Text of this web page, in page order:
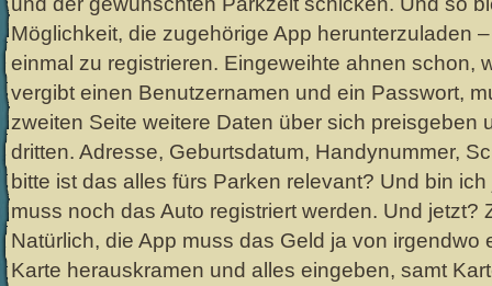
Möglichkeit, die zugehörige App herunterzuladen
einmal zu registrieren. Eingeweihte ahnen schon,
vergibt einen Benutzernamen und ein Passwort,
zweiten Seite weitere Daten über sich preisgeben
dritten. Adresse, Geburtsdatum, Handynummer,
bitte ist das alles fürs Parken relevant? Und bin
muss noch das Auto registriert werden. Und jetzt?
Natürlich, die App muss das Geld ja von irgendwo
Karte herauskramen und alles eingeben, samt